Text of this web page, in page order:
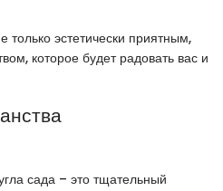
эстетически приятным,
которое будет радовать вас и
сада – это тщательный